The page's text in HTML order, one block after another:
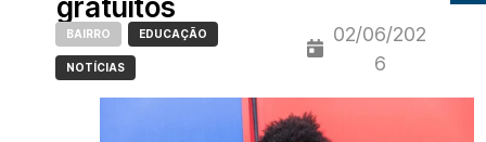
gratuitos
BAIRRO EDUCAÇÃO
NOTÍCIAS
02/06/202
6